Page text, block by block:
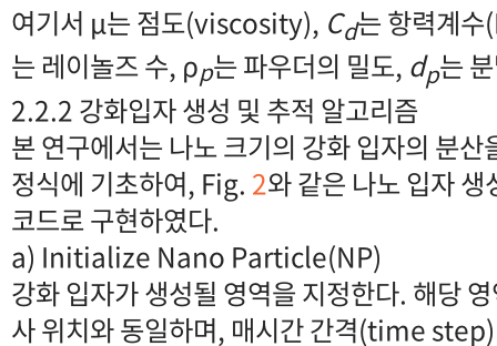
여기서 μ는 점도(viscosity), Cd는 항력계
는 레이놀즈 수, ρp는 파우더의 밀도, dp는
2.2.2 강화입자 생성 및 추적 알고리즘
본 연구에서는 나노 크기의 강화 입자의 분
정식에 기초하여, Fig. 2와 같은 나노 입자
코드로 구현하였다.
a) Initialize Nano Particle(NP)
강화 입자가 생성될 영역을 지정한다. 해당
사 위치와 동일하며, 매시간 간격(time